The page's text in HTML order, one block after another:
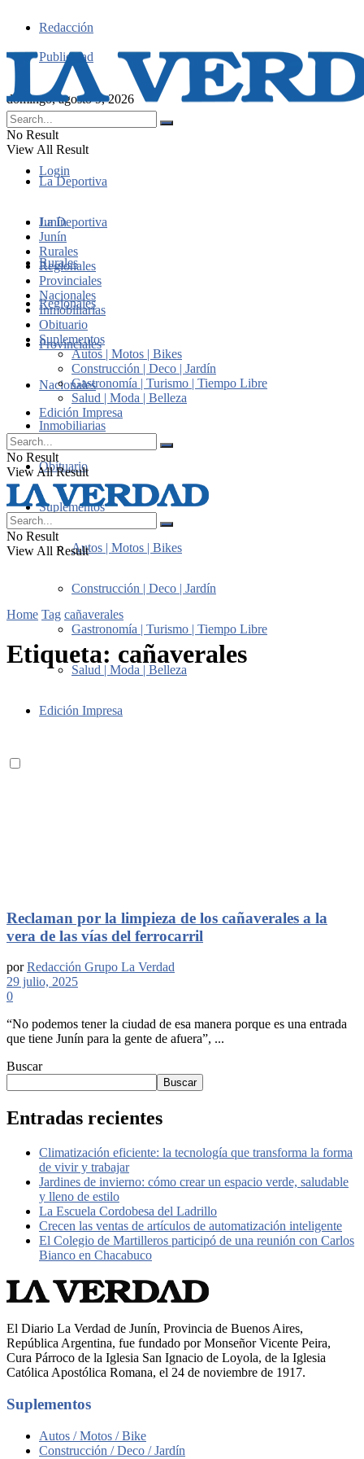
Redacción
Publicidad
domingo, agosto 9, 2026
Login
No Result
View All Result
La Deportiva
Junín
Rurales
Regionales
Provinciales
Nacionales
Inmobiliarias
Obituario
Suplementos
Autos | Motos | Bikes
Construcción | Deco | Jardín
Gastronomía | Turismo | Tiempo Libre
Salud | Moda | Belleza
Edición Impresa
La Deportiva
Junín
Rurales
Regionales
Provinciales
Nacionales
Inmobiliarias
Obituario
Suplementos
Autos | Motos | Bikes
Construcción | Deco | Jardín
Gastronomía | Turismo | Tiempo Libre
Salud | Moda | Belleza
Edición Impresa
No Result
View All Result
No Result
View All Result
Home Tag cañaverales
Etiqueta: cañaverales
Reclaman por la limpieza de los cañaverales a la
vera de las vías del ferrocarril
por Redacción Grupo La Verdad
29 julio, 2025
0
“No podemos tener la ciudad de esa manera porque es una entrada
que tiene Junín para la gente de afuera”, ...
Buscar
Buscar
Entradas recientes
Climatización eficiente: la tecnología que transforma la forma
de vivir y trabajar
Jardines de invierno: cómo crear un espacio verde, saludable
y lleno de estilo
La Escuela Cordobesa del Ladrillo
Crecen las ventas de artículos de automatización inteligente
El Colegio de Martilleros participó de una reunión con Carlos
Bianco en Chacabuco
El Diario La Verdad de Junín, Provincia de Buenos Aires,
República Argentina, fue fundado por Monseñor Vicente Peira,
Cura Párroco de la Iglesia San Ignacio de Loyola, de la Iglesia
Católica Apostólica Romana, el 24 de noviembre de 1917.
Suplementos
Autos / Motos / Bike
Construcción / Deco / Jardín